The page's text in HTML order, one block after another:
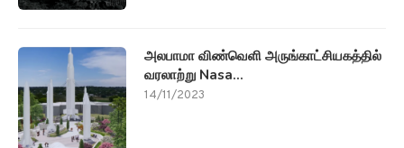
அகமதாபாத்தில் சபர்மதி ஆற்றில் உள்ள